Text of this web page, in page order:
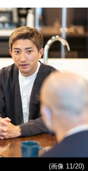
(画像 11/20)